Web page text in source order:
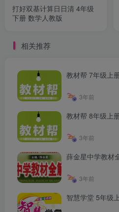
打好双基计算日日清 4年级
下册 数学人教版
相关推荐
教材帮 7年级上
3年前
教材帮 8年级上
3年前
薛金星中学教材
3年前
智慧学堂 5年级